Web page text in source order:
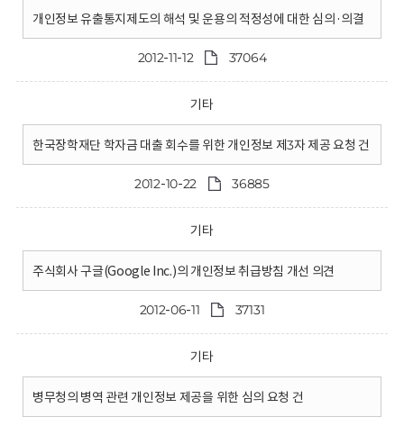
개인정보 유출통지제도의 해석 및 운용의 적정성에 대한 심의·의결
2012-11-12 37064
기타
한국장학재단 학자금 대출 회수를 위한 개인정보 제3자 제공 요청 건
2012-10-22 36885
기타
주식회사 구글(Google Inc.)의 개인정보 취급방침 개선 의견
2012-06-11 37131
기타
병무청의 병역 관련 개인정보 제공을 위한 심의 요청 건